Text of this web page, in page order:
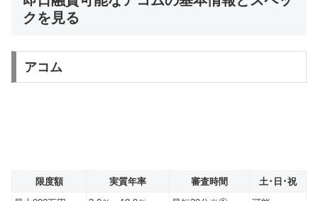
クを見る
アコム
限度額 実質年率 審査時間
土･日･祝